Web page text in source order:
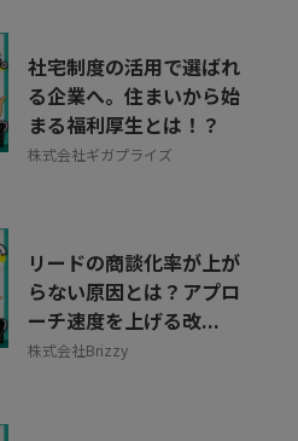
社宅制度の活用で選ばれ
る企業へ。住まいから始
まる福利厚生とは！？
株式会社ギガプライズ
リードの商談化率が上が
らない原因とは？アプロ
ーチ速度を上げる改...
株式会社Brizzy